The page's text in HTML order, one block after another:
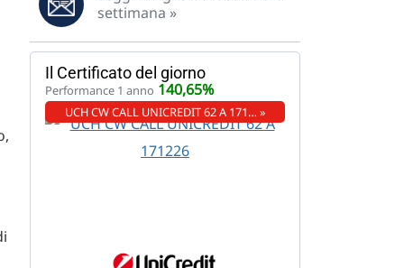
settimana »
Il Certificato del giorno
Performance 1 anno 140,65%
UCH CW CALL UNICREDIT 62 A 171… »